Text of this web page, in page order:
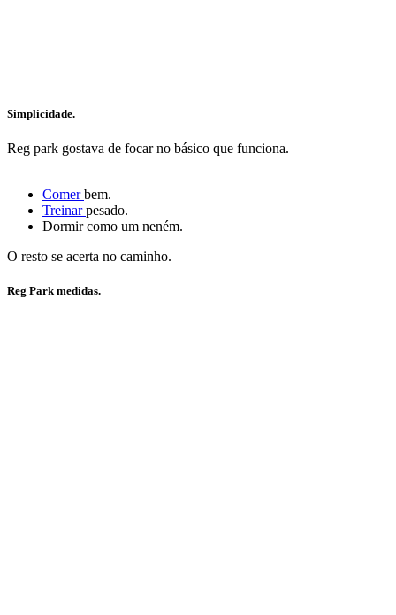
Simplicidade.
Reg park gostava de focar no básico que funciona.
Comerbem.
Treinarpesado.
Dormir como um neném.
O resto se acerta no caminho.
Reg Park medidas.